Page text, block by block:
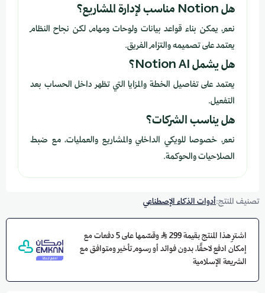
هل Notion مناسب لإدارة المشاريع؟
نعم، يمكن بناء قواعد بيانات ولوحات ومهام، لكن نجاح النظام
يعتمد على تصميمه والتزام الفريق.
هل يشمل Notion AI؟
يعتمد على تفاصيل الخطة والمزايا التي تظهر داخل الحساب بعد
التفعيل.
هل يناسب الشركات؟
نعم، خصوصا للويكي الداخلي والمشاريع والعمليات، مع ضبط
الصلاحيات والحوكمة.
تصنيف المنتج:أدوات الذكاء الإصطناعي
اشترِ هذا المنتج بقيمة 299
وقسّمها على 5 دفعات مع
إمكان ادفع لاحقًا، بدون فوائد أو رسوم تأخير ومتوافق مع
الشريعة الإسلامية